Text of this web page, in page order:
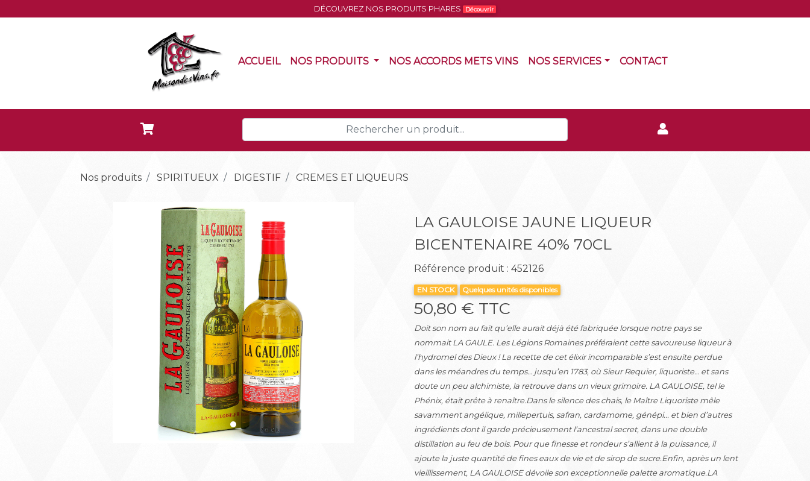
DÉCOUVREZ NOS PRODUITS PHARES Découvrir
ACCUEIL(CURRENT)
NOS PRODUITS (CURRENT)
NOS ACCORDS METS VINS(CURRENT)
NOS SERVICES CONTACT(CURRENT)
Nos produits SPIRITUEUX DIGESTIF CREMES ET LIQUEURS
LA GAULOISE JAUNE LIQUEUR
BICENTENAIRE 40% 70CL
Référence produit : 452126
EN STOCK Quelques unités disponibles
50,80 € TTC
Doit son nom au fait qu’elle aurait déjà été fabriquée lorsque notre pays se
nommait LA GAULE. Les Légions Romaines préféraient cette savoureuse liqueur à
l’hydromel des Dieux ! La recette de cet élixir incomparable s’est ensuite perdue
dans les méandres du temps… jusqu’en 1783, où Sieur Requier, liquoriste… et sans
doute un peu alchimiste, la retrouve dans un vieux grimoire. LA GAULOISE, tel le
Phénix, était prête à renaître.Dans le silence des chais, le Maître Liquoriste mêle
savamment angélique, millepertuis, safran, cardamome, génépi... et bien d’autres
ingrédients dont il garde précieusement l’ancestral secret, dans une double
distillation au feu de bois. Pour que finesse et rondeur s’allient à la puissance, il
ajoute la juste quantité de fines eaux de vie et de sirop de sucre.Enfin, après un lent
vieillissement, LA GAULOISE dévoile son exceptionnelle palette aromatique.LA